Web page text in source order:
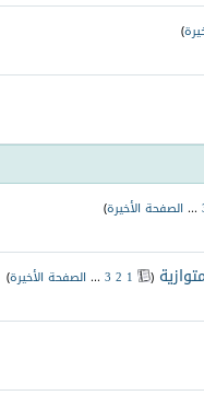
)
... الصفحة الأخيرة)
(
1
2
3
... الصفحة الأخيرة)